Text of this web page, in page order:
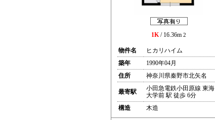
1K/ 16.36m 2
物件名
ヒカリハイム
築年
1990年04月
住所
神奈川県秦野市北矢名
最寄駅
小田急電鉄小田原線 東海
大学前 駅 徒歩 6分
構造
木造